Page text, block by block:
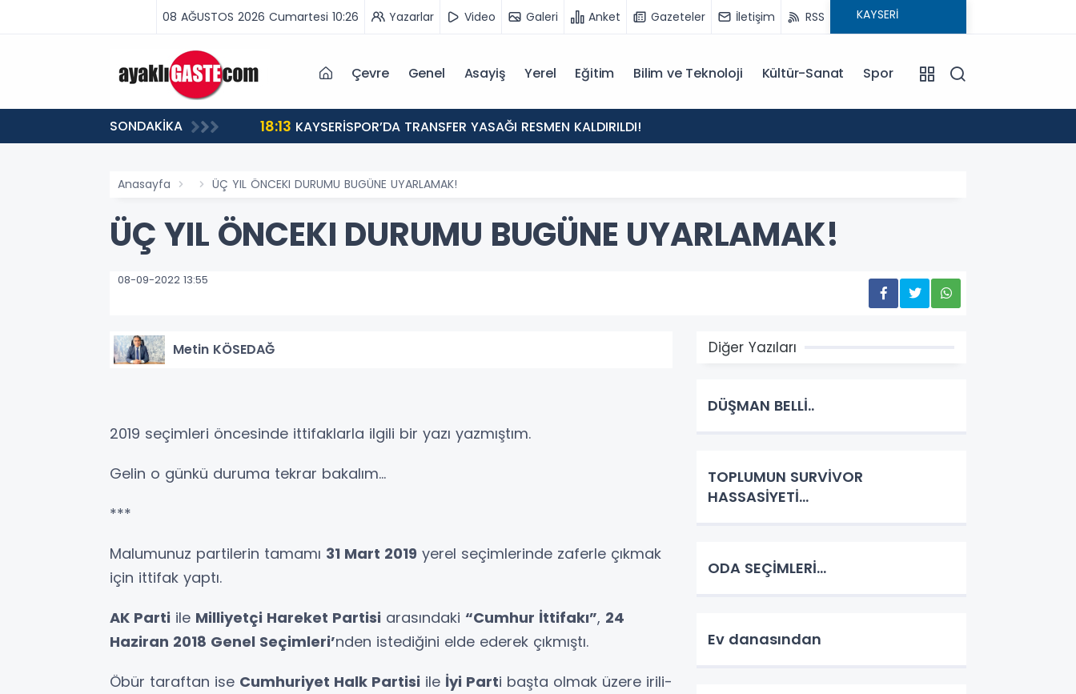
08 AĞUSTOS 2026 Cumartesi 10:26 Yazarlar Video Galeri Anket Gazeteler İletişim RSS
Çevre Genel Asayiş Yerel Eğitim Bilim ve Teknoloji Kültür-Sanat Spor
SONDAKİKA
VAR, MÜCADELE VAR!” 18:13 KAYSERİSPOR’DA TRANSFER YASAĞI RESMEN KALDIRILDI!
Anasayfa ÜÇ YIL ÖNCEKI DURUMU BUGÜNE UYARLAMAK!
ÜÇ YIL ÖNCEKI DURUMU BUGÜNE UYARLAMAK!
08-09-2022 13:55
Metin KÖSEDAĞ
2019 seçimleri öncesinde ittifaklarla ilgili bir yazı yazmıştım.
Gelin o günkü duruma tekrar bakalım...
***
Malumunuz partilerin tamamı 31 Mart 2019 yerel seçimlerinde zaferle çıkmak
için ittifak yaptı.
AK Parti ile Milliyetçi Hareket Partisi arasındaki “Cumhur İttifakı”, 24
Haziran 2018 Genel Seçimleri’nden istediğini elde ederek çıkmıştı.
Öbür taraftan ise Cumhuriyet Halk Partisi ile İyi Parti başta olmak üzere irili-
Diğer Yazıları
DÜŞMAN BELLİ..
TOPLUMUN SURVİVOR
HASSASİYETİ...
ODA SEÇİMLERİ...
Ev danasından